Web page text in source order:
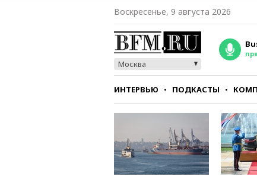
Воскресенье, 9 августа 2026
Москва
ИНТЕРВЬЮ ПОДКАСТЫ
СТИЛЬ ТЕСТЫ